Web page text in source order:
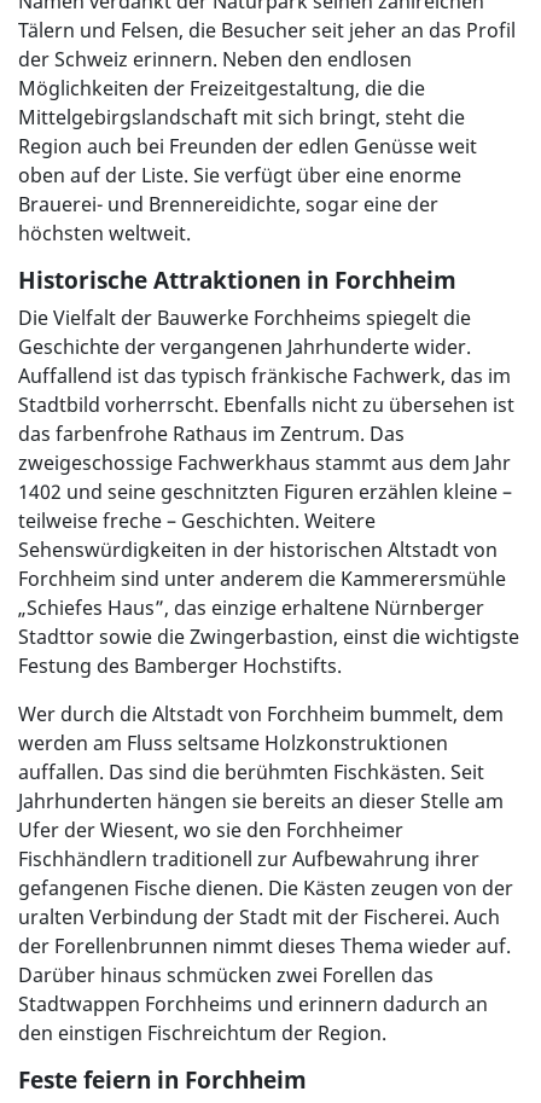
Tälern und Felsen, die Besucher seit jeher an das Profil
der Schweiz erinnern. Neben den endlosen
Möglichkeiten der Freizeitgestaltung, die die
Mittelgebirgslandschaft mit sich bringt, steht die
Region auch bei Freunden der edlen Genüsse weit
oben auf der Liste. Sie verfügt über eine enorme
Brauerei- und Brennereidichte, sogar eine der
höchsten weltweit.
Historische Attraktionen in Forchheim
Die Vielfalt der Bauwerke Forchheims spiegelt die
Geschichte der vergangenen Jahrhunderte wider.
Auffallend ist das typisch fränkische Fachwerk, das im
Stadtbild vorherrscht. Ebenfalls nicht zu übersehen ist
das farbenfrohe Rathaus im Zentrum. Das
zweigeschossige Fachwerkhaus stammt aus dem Jahr
1402 und seine geschnitzten Figuren erzählen kleine –
teilweise freche – Geschichten. Weitere
Sehenswürdigkeiten in der historischen Altstadt von
Forchheim sind unter anderem die Kammerersmühle
„Schiefes Haus”, das einzige erhaltene Nürnberger
Stadttor sowie die Zwingerbastion, einst die wichtigste
Festung des Bamberger Hochstifts.
Wer durch die Altstadt von Forchheim bummelt, dem
werden am Fluss seltsame Holzkonstruktionen
auffallen. Das sind die berühmten Fischkästen. Seit
Jahrhunderten hängen sie bereits an dieser Stelle am
Ufer der Wiesent, wo sie den Forchheimer
Fischhändlern traditionell zur Aufbewahrung ihrer
gefangenen Fische dienen. Die Kästen zeugen von der
uralten Verbindung der Stadt mit der Fischerei. Auch
der Forellenbrunnen nimmt dieses Thema wieder auf.
Darüber hinaus schmücken zwei Forellen das
Stadtwappen Forchheims und erinnern dadurch an
den einstigen Fischreichtum der Region.
Feste feiern in Forchheim